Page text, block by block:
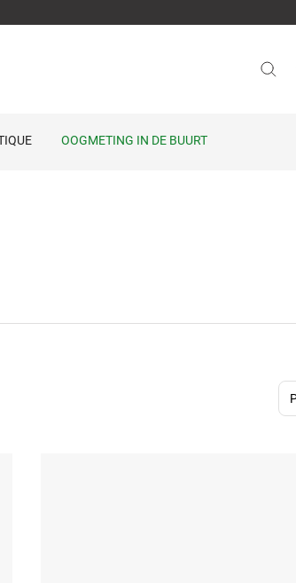
OOGMETING IN DE BUURT